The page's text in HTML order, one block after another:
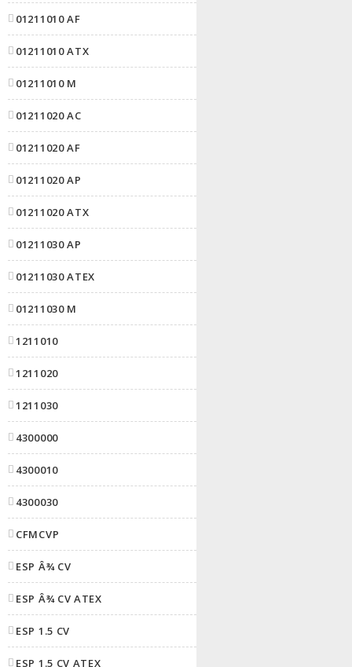
01211010 AF
01211010 ATX
01211010 M
01211020 AC
01211020 AF
01211020 AP
01211020 ATX
01211030 AP
01211030 ATEX
01211030 M
1211010
1211020
1211030
4300000
4300010
4300030
CFMCVP
ESP Â¾ CV
ESP Â¾ CV ATEX
ESP 1.5 CV
ESP 1.5 CV ATEX